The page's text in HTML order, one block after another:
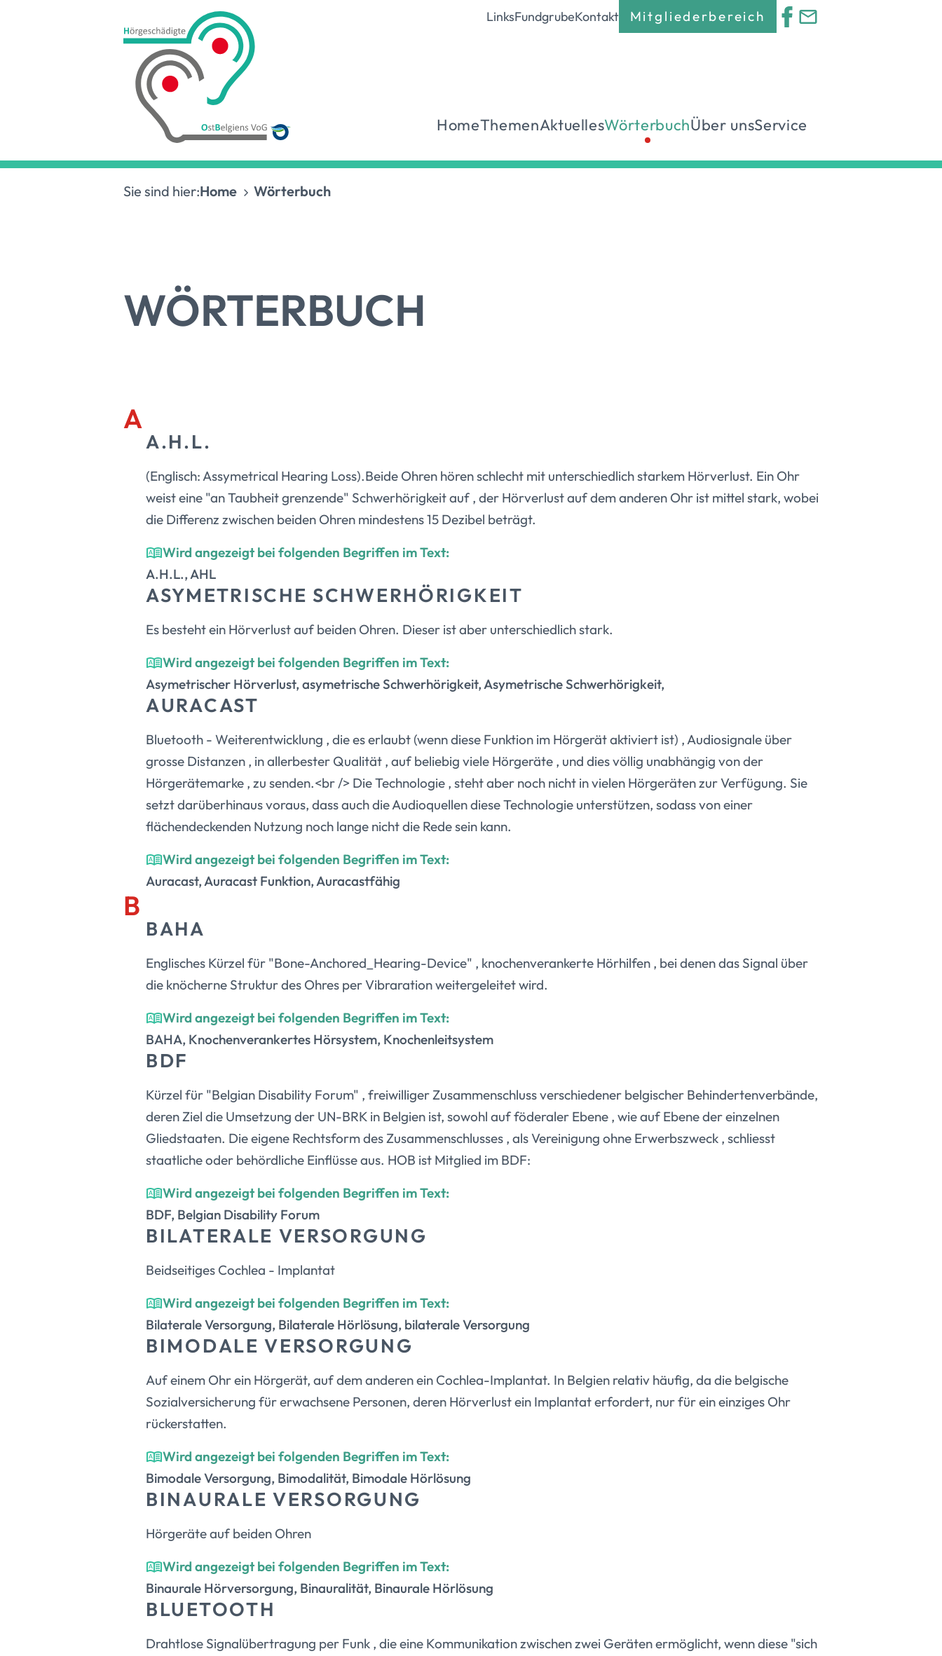
LinksFundgrubeKontakt Mitgliederbereich
HomeThemenAktuellesWörterbuchÜber unsService
Sie sind hier:Home Wörterbuch
WÖRTERBUCH
A
A.H.L.
(Englisch: Assymetrical Hearing Loss).Beide Ohren hören schlecht mit unterschiedlich starkem Hörverlust. Ein Ohr
weist eine "an Taubheit grenzende" Schwerhörigkeit auf , der Hörverlust auf dem anderen Ohr ist mittel stark, wobei
die Differenz zwischen beiden Ohren mindestens 15 Dezibel beträgt.
Wird angezeigt bei folgenden Begriffen im Text:
A.H.L., AHL
ASYMETRISCHE SCHWERHÖRIGKEIT
Es besteht ein Hörverlust auf beiden Ohren. Dieser ist aber unterschiedlich stark.
Wird angezeigt bei folgenden Begriffen im Text:
Asymetrischer Hörverlust, asymetrische Schwerhörigkeit, Asymetrische Schwerhörigkeit,
AURACAST
Bluetooth - Weiterentwicklung , die es erlaubt (wenn diese Funktion im Hörgerät aktiviert ist) , Audiosignale über
grosse Distanzen , in allerbester Qualität , auf beliebig viele Hörgeräte , und dies völlig unabhängig von der
Hörgerätemarke , zu senden.<br /> Die Technologie , steht aber noch nicht in vielen Hörgeräten zur Verfügung. Sie
setzt darüberhinaus voraus, dass auch die Audioquellen diese Technologie unterstützen, sodass von einer
flächendeckenden Nutzung noch lange nicht die Rede sein kann.
Wird angezeigt bei folgenden Begriffen im Text:
Auracast, Auracast Funktion, Auracastfähig
B
BAHA
Englisches Kürzel für "Bone-Anchored_Hearing-Device" , knochenverankerte Hörhilfen , bei denen das Signal über
die knöcherne Struktur des Ohres per Vibraration weitergeleitet wird.
Wird angezeigt bei folgenden Begriffen im Text:
BAHA, Knochenverankertes Hörsystem, Knochenleitsystem
BDF
Kürzel für "Belgian Disability Forum" , freiwilliger Zusammenschluss verschiedener belgischer Behindertenverbände,
deren Ziel die Umsetzung der UN-BRK in Belgien ist, sowohl auf föderaler Ebene , wie auf Ebene der einzelnen
Gliedstaaten. Die eigene Rechtsform des Zusammenschlusses , als Vereinigung ohne Erwerbszweck , schliesst
staatliche oder behördliche Einflüsse aus. HOB ist Mitglied im BDF:
Wird angezeigt bei folgenden Begriffen im Text:
BDF, Belgian Disability Forum
BILATERALE VERSORGUNG
Beidseitiges Cochlea - Implantat
Wird angezeigt bei folgenden Begriffen im Text:
Bilaterale Versorgung, Bilaterale Hörlösung, bilaterale Versorgung
BIMODALE VERSORGUNG
Auf einem Ohr ein Hörgerät, auf dem anderen ein Cochlea-Implantat. In Belgien relativ häufig, da die belgische
Sozialversicherung für erwachsene Personen, deren Hörverlust ein Implantat erfordert, nur für ein einziges Ohr
rückerstatten.
Wird angezeigt bei folgenden Begriffen im Text:
Bimodale Versorgung, Bimodalität, Bimodale Hörlösung
BINAURALE VERSORGUNG
Hörgeräte auf beiden Ohren
Wird angezeigt bei folgenden Begriffen im Text:
Binaurale Hörversorgung, Binauralität, Binaurale Hörlösung
BLUETOOTH
Drahtlose Signalübertragung per Funk , die eine Kommunikation zwischen zwei Geräten ermöglicht, wenn diese "sich